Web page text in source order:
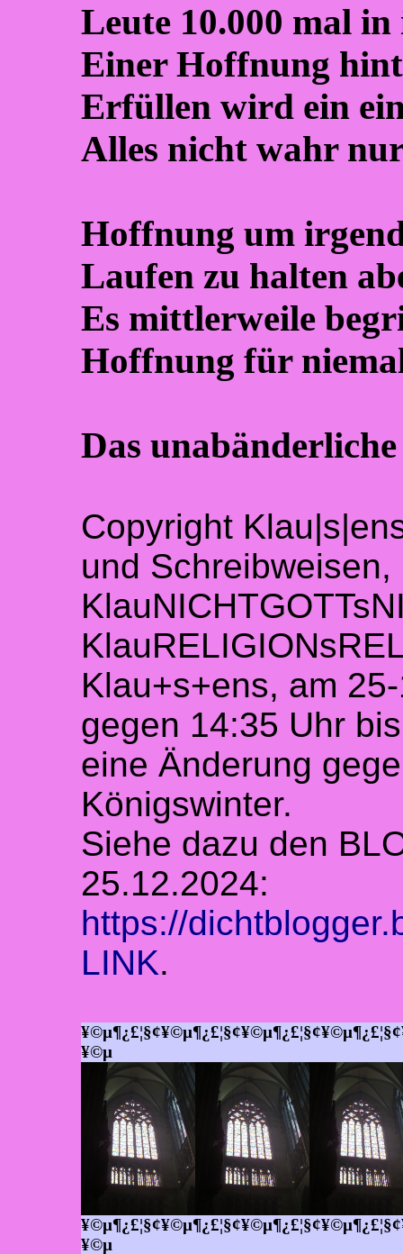
Leute 10.000 mal
Einer Hoffnung
Erfüllen wird ein
Alles nicht wahr
Hoffnung um
Laufen zu halten
Es mittlerweile
Hoffnung für
Das
Copyright
und Schreibweisen,
Klau+s+ens, am
gegen 14:35 Uhr
eine Änderung
Königswinter.
Siehe dazu den
25.12.2024:
https://
LINK.
¥©µ
¥©µ